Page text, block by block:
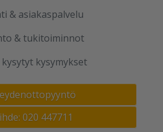
& asiakaspalvelu
& tukitoiminnot
kysytyt kysymykset
020 447711